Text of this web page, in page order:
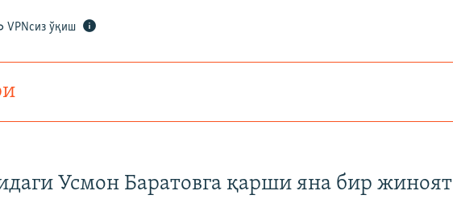
VPNсиз ўқиш
Усмон Баратовга қарши яна бир жиноят